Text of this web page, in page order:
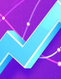
с бирж
(Proof-of-
подтвердить,